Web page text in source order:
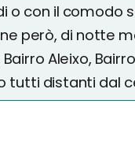
o con il comodo
però, di notte
Bairro Aleixo,
tutti distanti dal